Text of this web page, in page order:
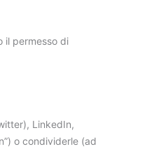
il permesso di
LinkedIn,
o condividerle (ad